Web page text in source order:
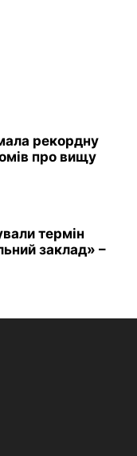
рекордну
про вищу
термін
заклад» –